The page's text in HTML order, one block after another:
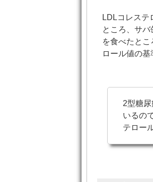
LDLコレステ
ところ、サ
を食べたと
ロール値の基
2型糖
いるの
テロー